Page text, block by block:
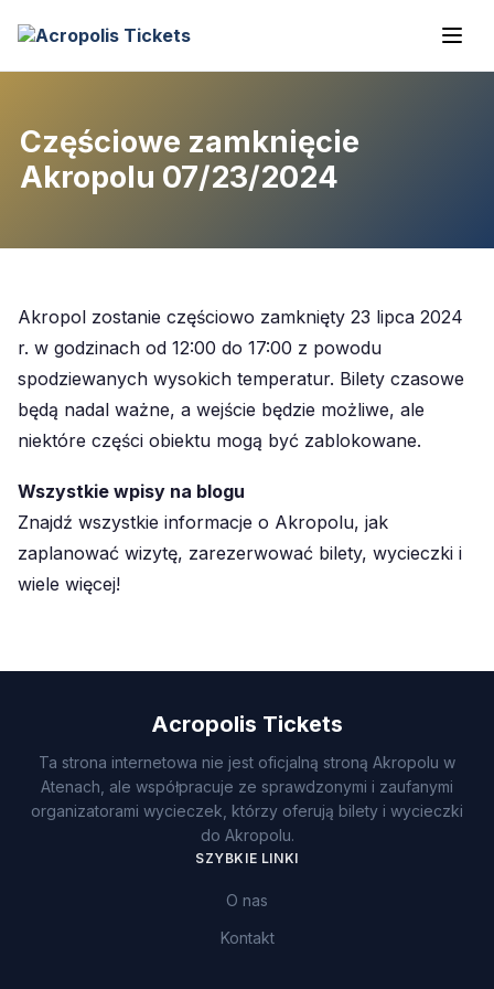
Częściowe zamknięcie
Akropolu 07/23/2024
Akropol zostanie częściowo zamknięty 23 lipca 2024
r. w godzinach od 12:00 do 17:00 z powodu
spodziewanych wysokich temperatur. Bilety czasowe
będą nadal ważne, a wejście będzie możliwe, ale
niektóre części obiektu mogą być zablokowane.
Wszystkie wpisy na blogu
Znajdź wszystkie informacje o Akropolu, jak
zaplanować wizytę, zarezerwować bilety, wycieczki i
wiele więcej!
Acropolis Tickets
Ta strona internetowa nie jest oficjalną stroną Akropolu w
Atenach, ale współpracuje ze sprawdzonymi i zaufanymi
organizatorami wycieczek, którzy oferują bilety i wycieczki
do Akropolu.
SZYBKIE LINKI
O nas
Kontakt